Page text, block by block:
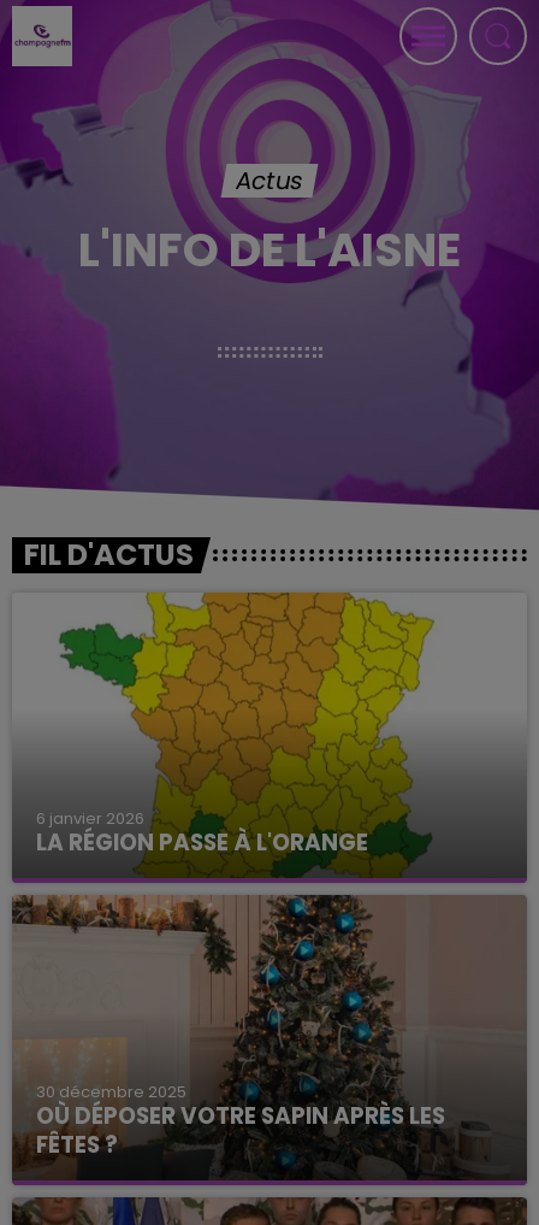
Actus
L'INFO DE L'AISNE
FIL D'ACTUS
6 janvier 2026
LA RÉGION PASSE À L'ORANGE
30 décembre 2025
OÙ DÉPOSER VOTRE SAPIN APRÈS LES
FÊTES ?